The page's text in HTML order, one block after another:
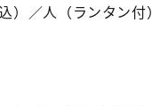
）／人（ランタン付）